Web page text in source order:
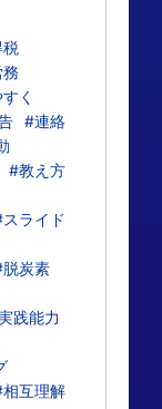
く
#連絡
#教え方
ライド
炭素
践能力
互理解